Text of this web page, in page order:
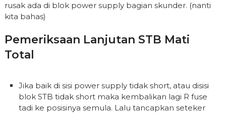
rusak ada di blok power supply bagian skunder. (nanti
kita bahas)
Pemeriksaan Lanjutan STB Mati
Total
Jika baik di sisi power supply tidak short, atau disisi
blok STB tidak short maka kembalikan lagi R fuse
tadi ke posisinya semula. Lalu tancapkan seteker